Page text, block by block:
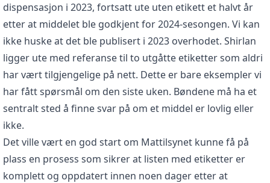
dispensasjon i 2023, fortsatt ute uten etikett et halvt år
etter at middelet ble godkjent for 2024-sesongen. Vi kan
ikke huske at det ble publisert i 2023 overhodet. Shirlan
ligger ute med referanse til to utgåtte etiketter som aldri
har vært tilgjengelige på nett. Dette er bare eksempler vi
har fått spørsmål om den siste uken. Bøndene må ha et
sentralt sted å finne svar på om et middel er lovlig eller
ikke.
Det ville vært en god start om Mattilsynet kunne få på
plass en prosess som sikrer at listen med etiketter er
komplett og oppdatert innen noen dager etter at